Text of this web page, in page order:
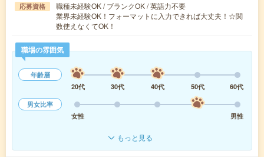
応募資格
職種未経験OK / ブランクOK / 英語力不要
業界未経験OK！フォーマットに入力できれば大丈夫！☆関
数使えなくてOK！
職場の雰囲気
年齢層
20代
30代 40代 50代
60代
男女比率
女性
男性
もっと見る